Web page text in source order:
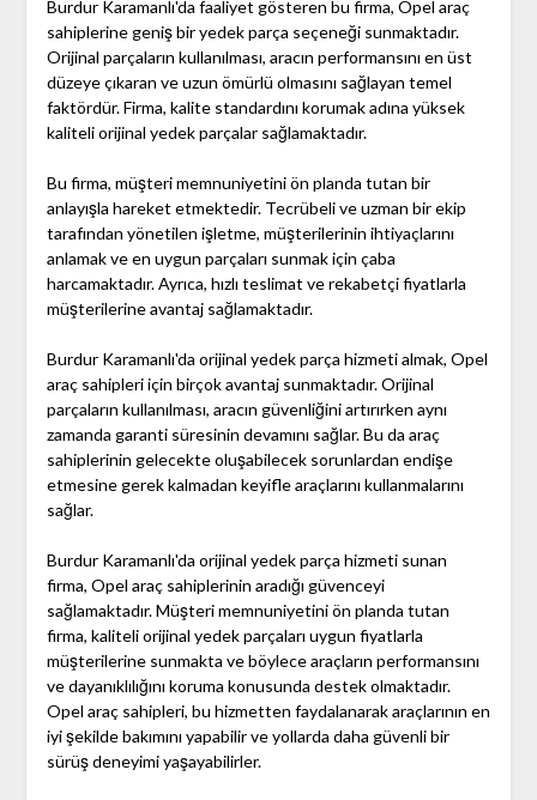
Burdur Karamanlı'da faaliyet gösteren bu firma, Opel araç
sahiplerine geniş bir yedek parça seçeneği sunmaktadır.
Orijinal parçaların kullanılması, aracın performansını en üst
düzeye çıkaran ve uzun ömürlü olmasını sağlayan temel
faktördür. Firma, kalite standardını korumak adına yüksek
kaliteli orijinal yedek parçalar sağlamaktadır.
Bu firma, müşteri memnuniyetini ön planda tutan bir
anlayışla hareket etmektedir. Tecrübeli ve uzman bir ekip
tarafından yönetilen işletme, müşterilerinin ihtiyaçlarını
anlamak ve en uygun parçaları sunmak için çaba
harcamaktadır. Ayrıca, hızlı teslimat ve rekabetçi fiyatlarla
müşterilerine avantaj sağlamaktadır.
Burdur Karamanlı'da orijinal yedek parça hizmeti almak, Opel
araç sahipleri için birçok avantaj sunmaktadır. Orijinal
parçaların kullanılması, aracın güvenliğini artırırken aynı
zamanda garanti süresinin devamını sağlar. Bu da araç
sahiplerinin gelecekte oluşabilecek sorunlardan endişe
etmesine gerek kalmadan keyifle araçlarını kullanmalarını
sağlar.
Burdur Karamanlı'da orijinal yedek parça hizmeti sunan
firma, Opel araç sahiplerinin aradığı güvenceyi
sağlamaktadır. Müşteri memnuniyetini ön planda tutan
firma, kaliteli orijinal yedek parçaları uygun fiyatlarla
müşterilerine sunmakta ve böylece araçların performansını
ve dayanıklılığını koruma konusunda destek olmaktadır.
Opel araç sahipleri, bu hizmetten faydalanarak araçlarının en
iyi şekilde bakımını yapabilir ve yollarda daha güvenli bir
sürüş deneyimi yaşayabilirler.